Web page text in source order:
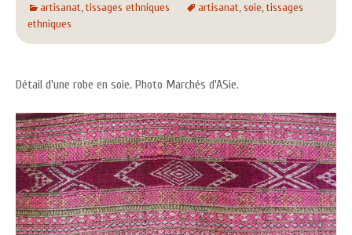
artisanat,tissages ethniques artisanat,soie,tissages
ethniques
Détail d'une robe en soie. Photo Marchés d'ASie.